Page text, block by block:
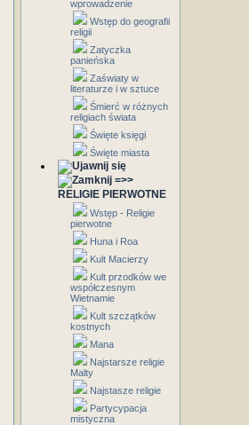
wprowadzenie
Wstęp do geografii
religii
Zatyczka
panieńska
Zaświaty w
literaturze i w sztuce
Śmierć w różnych
religiach świata
Święte księgi
Święte miasta
=>>
RELIGIE PIERWOTNE
Wstęp - Religie
pierwotne
Huna i Roa
Kult Macierzy
Kult przodków we
współczesnym
Wietnamie
Kult szczątków
kostnych
Mana
Najstarsze religie
Malty
Najstasze religie
Partycypacja
mistyczna